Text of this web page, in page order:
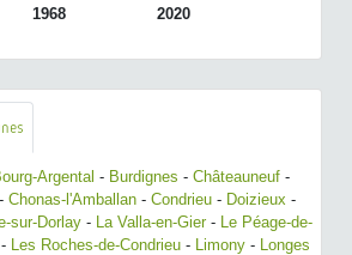
1968 2020
Argental - Burdignes - Châteauneuf -
- Chonas-l'Amballan - Condrieu - Doizieux -
sur-Dorlay - La Valla-en-Gier-
Le Péage-de-
- Les Roches-de-Condrieu - Limony -
Longes